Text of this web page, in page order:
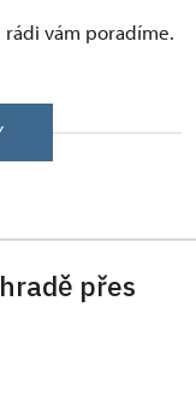
rádi vám poradíme.
přes